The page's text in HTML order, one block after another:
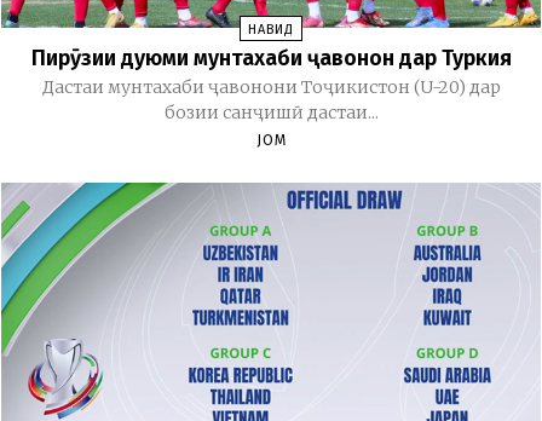
НАВИД
Пирӯзии дуюми мунтахаби ҷавонон дар Туркия
Дастаи мунтахаби ҷавонони Тоҷикистон (U-20) дар
бозии санҷишӣ дастаи...
JOM